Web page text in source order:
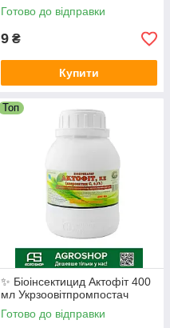
Готово до відправки
9 ₴
Купити
Топ
✨ Біоінсектицид Актофіт 400
мл Укрзоовітпромпостач
Готово до відправки